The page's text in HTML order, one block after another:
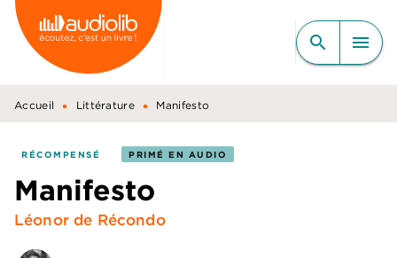
MENU RECHERCHE
CONTENU
PIED DE PAGE
search menu
Accueil • Littérature • Manifesto
RÉCOMPENSÉ PRIMÉ EN AUDIO
Manifesto
Léonor de Récondo